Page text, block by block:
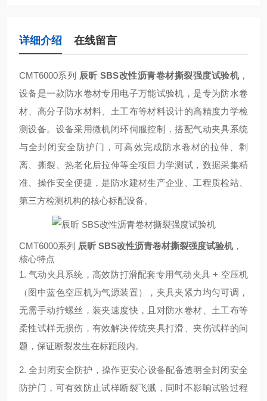
详细介绍 在线留言
CMT6000系列 辰昕 SBS改性沥青卷材撕裂强度试验机，
设备是一款防水卷材专用电子万能试验机，是专为防水卷
材、高分子防水材料、土工布等材料设计的高精度力学检
测设备。设备采用微机闭环伺服控制，搭配气动夹具系统
与全封闭安全防护门，可高效完成防水卷材的拉伸、剥
离、撕裂、热老化后拉伸等全项目力学测试，数据采集精
准、操作安全便捷，是防水建材生产企业、工程质检站、
第三方检测机构的核心标配设备。
CMT6000系列 辰昕 SBS改性沥青卷材撕裂强度试验机，
核心特点
1. 气动夹具系统，高效防打滑配套专用气动夹具 + 空压机
（图中蓝色空压机为气源装置），夹具夹紧力均匀可调，
无需手动拧螺丝，装夹速度快，且对防水卷材、土工布等
柔性试样无损伤，有效解决传统夹具打滑、夹伤试样的问
题，保证断裂发生在标距段内。
2. 全封闭安全防护，操作更安心设备配备透明全封闭安全
防护门，可有效防止试样断裂飞溅，同时不影响试验过程